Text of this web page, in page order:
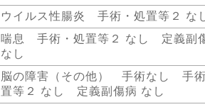
ウイルス性腸炎 手術・処置等２ な
喘息 手術・処置等２ なし 定義副
なし
脳の障害（その他） 手術なし 手
置等２ なし 定義副傷病 なし